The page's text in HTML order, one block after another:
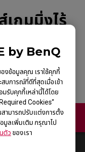
by BenQ
งข้อมูลคุณ เราใช้คุกกี้
บการณ์ที่ดีที่สุดเมื่อเข้า
มรับคุกกี้เหล่านี้ได้โดย
Cookies”
ามารถปรับแต่งการตั้ง
มูลเพิ่มเติม กรุณาไป
ตัว ของเรา
กมมิ่งไร้
ติดต่อเรา